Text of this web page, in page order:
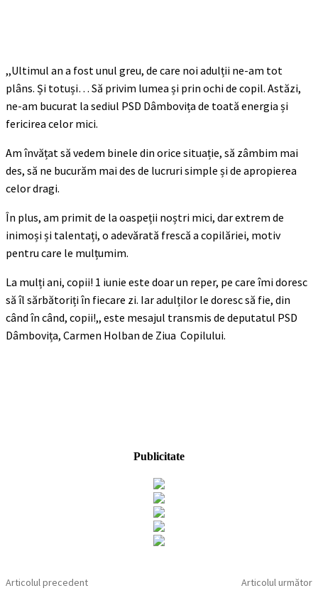
,,Ultimul an a fost unul greu, de care noi adulții ne-am tot
plâns. Și totuși… Să privim lumea și prin ochi de copil. Astăzi,
ne-am bucurat la sediul PSD Dâmbovița de toată energia și
fericirea celor mici.
Am învățat să vedem binele din orice situație, să zâmbim mai
des, să ne bucurăm mai des de lucruri simple și de apropierea
celor dragi.
În plus, am primit de la oaspeții noștri mici, dar extrem de
inimoși și talentați, o adevărată frescă a copilăriei, motiv
pentru care le mulțumim.
La mulți ani, copii! 1 iunie este doar un reper, pe care îmi doresc
să îl sărbătoriți în fiecare zi. Iar adulților le doresc să fie, din
când în când, copii!,, este mesajul transmis de deputatul PSD
Dâmbovița, Carmen Holban de Ziua Copilului.
Publicitate
Articolul precedent Articolul următor